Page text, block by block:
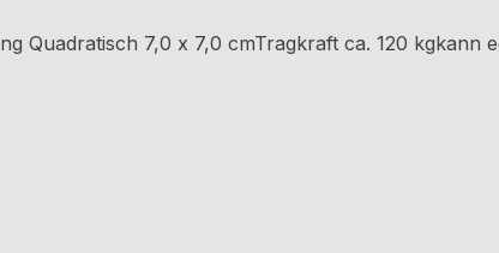
Quadratisch 7,0 x 7,0 cmTragkraft ca. 120 kgkann